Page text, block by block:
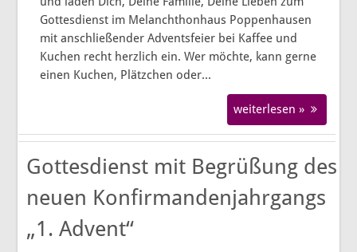
Gottesdienst im Melanchthonhaus Poppenhausen
mit anschließender Adventsfeier bei Kaffee und
Kuchen recht herzlich ein. Wer möchte, kann gerne
einen Kuchen, Plätzchen oder...
weiterlesen »
Gottesdienst mit Begrüßung des
neuen Konfirmandenjahrgangs
„1. Advent“